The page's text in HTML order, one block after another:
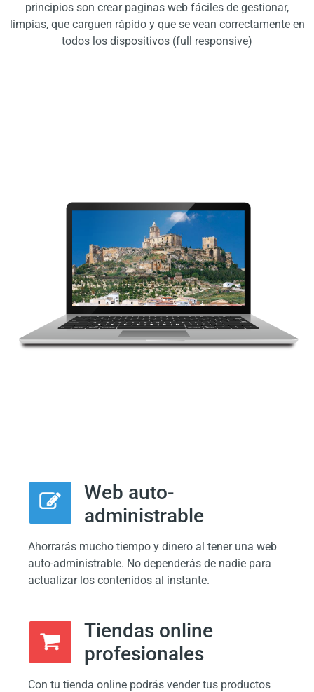
principios son crear paginas web fáciles de gestionar,
limpias, que carguen rápido y que se vean correctamente en
todos los dispositivos (full responsive)
Web auto-
administrable
Ahorrarás mucho tiempo y dinero al tener una web
auto-administrable. No dependerás de nadie para
actualizar los contenidos al instante.
Tiendas online
profesionales
Con tu tienda online podrás vender tus productos